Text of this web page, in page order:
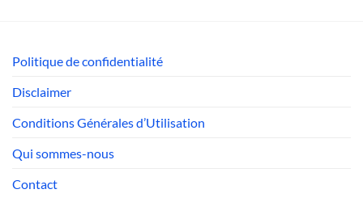
Politique de confidentialité
Disclaimer
Conditions Générales d’Utilisation
Qui sommes-nous
Contact